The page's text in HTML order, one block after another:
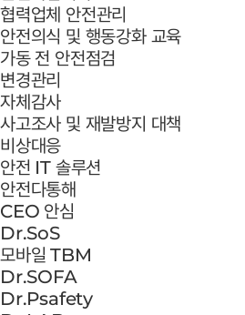
협력업체 안전관리
안전의식 및 행동강화 교육
가동 전 안전점검
변경관리
자체감사
사고조사 및 재발방지 대책
비상대응
안전 IT 솔루션
안전다통해
CEO 안심
Dr.SoS
모바일 TBM
Dr.SOFA
Dr.Psafety